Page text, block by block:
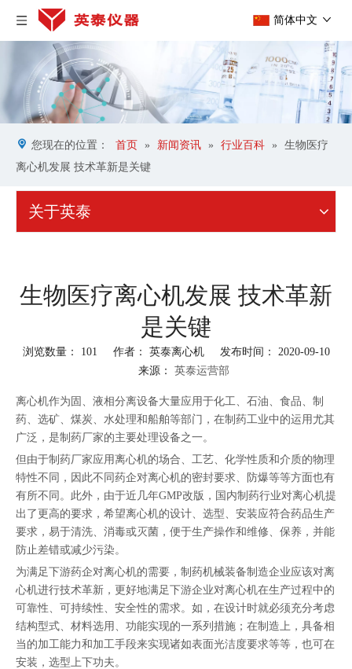
简体中文
您现在的位置： 首页 » 新闻资讯 » 行业百科 »
生物医疗
离心机发展 技术革新是关键
关于英泰
生物医疗离心机发展 技术革新
是关键
浏览数量： 101 作者： 英泰离心机 发布时间： 2020-09-10
来源： 英泰运营部
["facebook","twitter","line","wechat","linkedin","pinterest","whatsapp"]
离心机作为固、液相分离设备大量应用于化工、石油、食品、制
药、选矿、煤炭、水处理和船舶等部门，在制药工业中的运用尤其
广泛，是制药厂家的主要处理设备之一。
但由于制药厂家应用离心机的场合、工艺、化学性质和介质的物理
特性不同，因此不同药企对离心机的密封要求、防爆等等方面也有
有所不同。此外，由于近几年GMP改版，国内制药行业对离心机提
出了更高的要求，希望离心机的设计、选型、安装应符合药品生产
要求，易于清洗、消毒或灭菌，便于生产操作和维修、保养，并能
防止差错或减少污染。
为满足下游药企对离心机的需要，制药机械装备制造企业应该对离
心机进行技术革新，更好地满足下游企业对离心机在生产过程中的
可靠性、可持续性、安全性的需求。如，在设计时就必须充分考虑
结构型式、材料选用、功能实现的一系列措施；在制造上，具备相
当的加工能力和加工手段来实现诸如表面光洁度要求等等，也可在
安装，选型上下功夫。